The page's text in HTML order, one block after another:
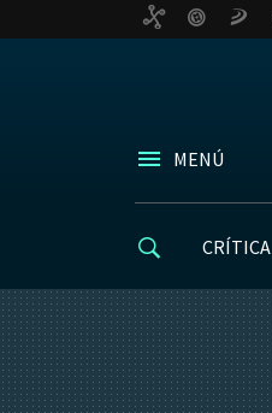
MENÚ
CRÍTICA